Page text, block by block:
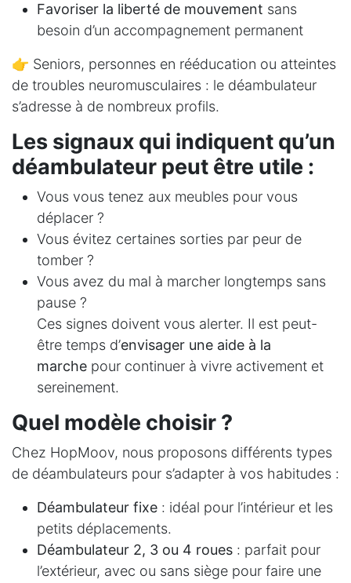
Favoriser la liberté de mouvement sans
besoin d’un accompagnement permanent
👉 Seniors, personnes en rééducation ou atteintes
de troubles neuromusculaires : le déambulateur
s’adresse à de nombreux profils.
Les signaux qui indiquent qu’un
déambulateur peut être utile :
Vous vous tenez aux meubles pour vous
déplacer ?
Vous évitez certaines sorties par peur de
tomber ?
Vous avez du mal à marcher longtemps sans
pause ?
Ces signes doivent vous alerter. Il est peut-
être temps d’envisager une aide à la
marche pour continuer à vivre activement et
sereinement.
Quel modèle choisir ?
Chez HopMoov, nous proposons différents types
de déambulateurs pour s’adapter à vos habitudes :
Déambulateur fixe : idéal pour l’intérieur et les
petits déplacements.
Déambulateur 2, 3 ou 4 roues : parfait pour
l’extérieur, avec ou sans siège pour faire une